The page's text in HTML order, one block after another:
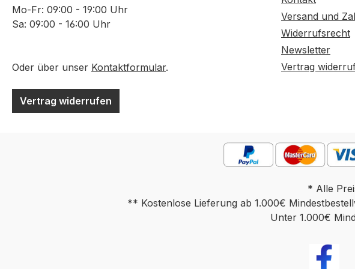
Beimöbel sind nicht
enthalten. Abbildung
oder war in unserer
Ausstellung aufgebaut.
Bitte fragen Sie
telefonisch nach, ob eine
persönlich in unserem
Haupthaus in Groß-
Gerau oder telefonisch
unter Tel. +49 (0) 6152
enthalten. Abbildung
kann abweichen. Bitte
Ausstellung aufgebaut.
Mo-Fr: 09:00 - 19:00 Uhr
Sa: 09:00 - 16:00 Uhr
Oder über unser Kontaktformular.
Vertrag widerrufen
Versand und
Widerrufsrecht
Newsletter
Vertrag
* Alle
** Kostenlose Lieferung ab 1.000€
Unter 1.000€